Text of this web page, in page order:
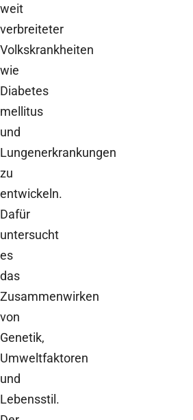
weit
verbreiteter
Volkskrankheiten
wie
Diabetes
mellitus
und
Lungenerkrankungen
zu
entwickeln.
Dafür
untersucht
es
das
Zusammenwirken
von
Genetik,
Umweltfaktoren
und
Lebensstil.